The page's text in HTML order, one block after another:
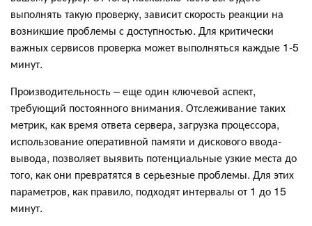
выполнять такую проверку, зависит скорость реакции на
возникшие проблемы с доступностью. Для критически
важных сервисов проверка может выполняться каждые 1-5
минут.
Производительность – еще один ключевой аспект,
требующий постоянного внимания. Отслеживание таких
метрик, как время ответа сервера, загрузка процессора,
использование оперативной памяти и дискового ввода-
вывода, позволяет выявить потенциальные узкие места до
того, как они превратятся в серьезные проблемы. Для этих
параметров, как правило, подходят интервалы от 1 до 15
минут.